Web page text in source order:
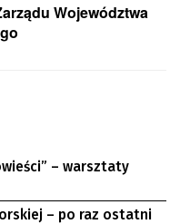
Województwa
– warsztaty
– po raz ostatni